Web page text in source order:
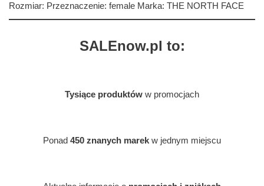
Rozmiar: Przeznaczenie: female Marka: THE NORTH FACE
SALEnow.pl to:
Tysiące produktów w promocjach
Ponad 450 znanych marek w jednym miejscu